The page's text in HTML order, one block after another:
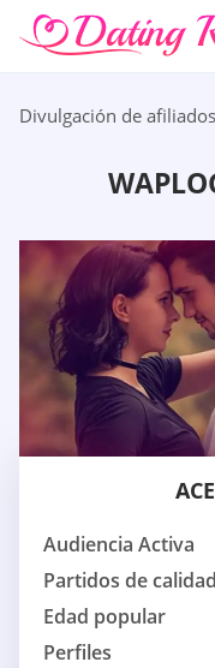
Divulgación de afiliados
Audiencia Activa
Partidos de calidad
Edad popular
Perfiles